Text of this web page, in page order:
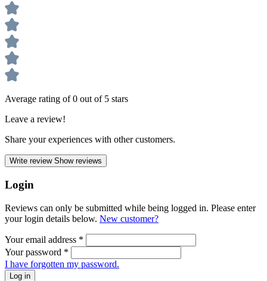
Average rating of 0 out of 5 stars
Leave a review!
Share your experiences with other customers.
Write review Show reviews
Login
Reviews can only be submitted while being logged in. Please enter
your login details below. New customer?
Your email address *
Your password *
I have forgotten my password.
Log in